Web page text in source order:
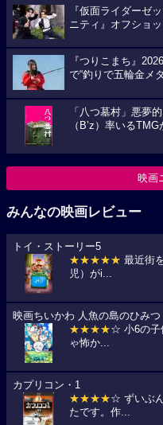
『仮面ライダーゼ
ニティ』オフショ
『つりこまち』
で“釣りで五輪金メ
「八つ墓村」悪夢
（B’z）率いるTMG
映画
みんなの映画レビュー
トイ・ストーリー5
★★★★★ 最近街
児）がi...
映画ちいかわ 人魚の島のひみつ
★★★★☆ 小6の子
ゃ怖か...
カプリコン・1
★★★★☆ ずいぶ
たです。作...